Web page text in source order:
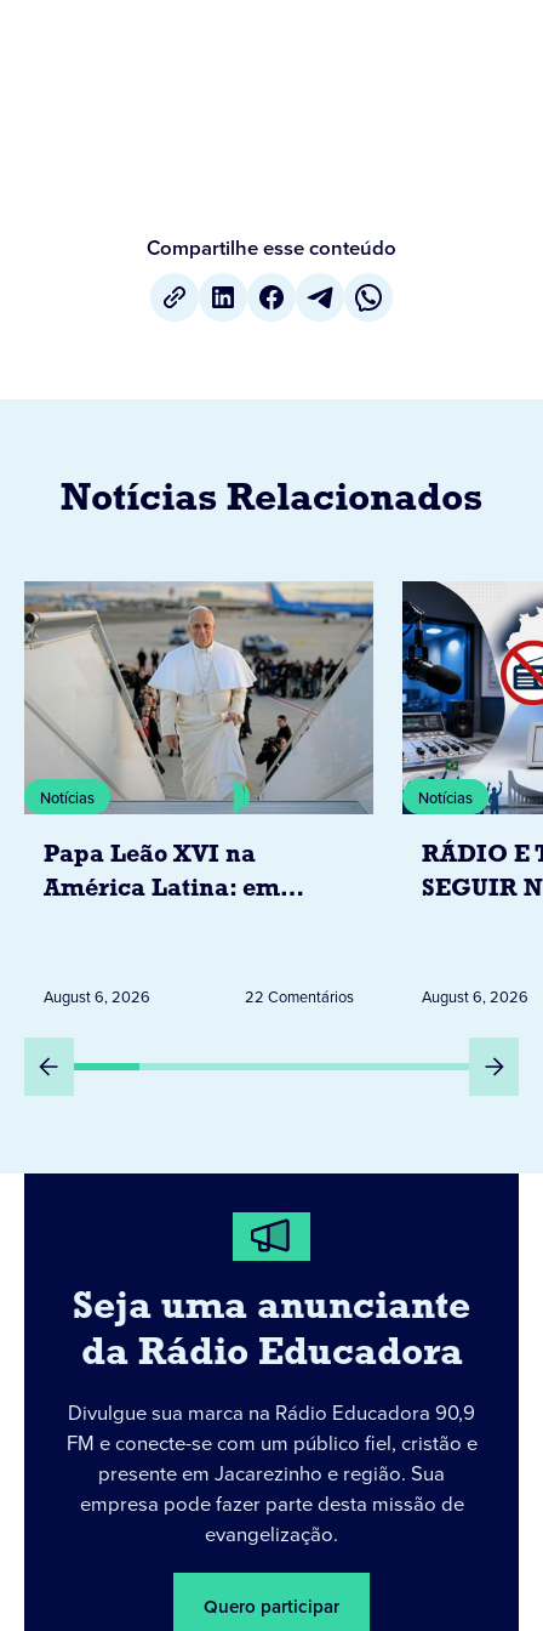
Compartilhe esse conteúdo
Notícias Relacionados
Notícias
Papa Leão XVI na
América Latina: em
Peru
August 6, 2026 22 Comentários
Notícias
RÁDIO E
SEGUIR
DESTA
August 6, 2026
Seja uma anunciante
da Rádio Educadora
Divulgue sua marca na Rádio Educadora 90,9
FM e conecte-se com um público fiel, cristão e
presente em Jacarezinho e região. Sua
empresa pode fazer parte desta missão de
evangelização.
Quero participar